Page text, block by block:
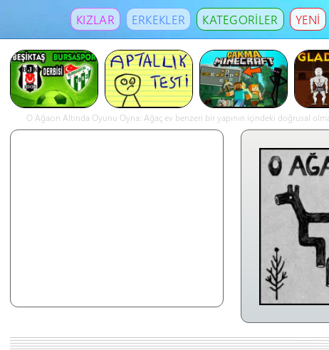
KIZLAR ERKEKLER KATEGORİLER YENİ
O Ağacın Altında Oyunu Oyna: Ağaç ev benzeri bir yapının içindeki doğrusal
görsellere ve gotik bir